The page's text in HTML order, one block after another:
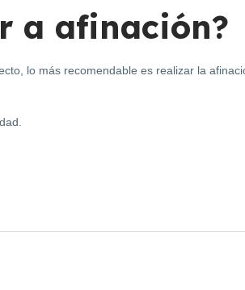
a afinación?
lo más recomendable es realizar la